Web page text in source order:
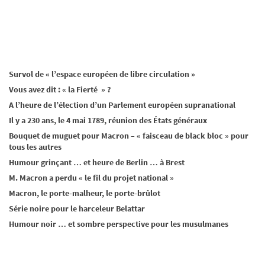
Survol de « l’espace européen de libre circulation »
Vous avez dit : « la Fierté » ?
A l’heure de l’élection d’un Parlement européen supranational
Il y a 230 ans, le 4 mai 1789, réunion des États généraux
Bouquet de muguet pour Macron – « faisceau de black bloc » pour
tous les autres
Humour grinçant … et heure de Berlin … à Brest
M. Macron a perdu « le fil du projet national »
Macron, le porte-malheur, le porte-brûlot
Série noire pour le harceleur Belattar
Humour noir … et sombre perspective pour les musulmanes